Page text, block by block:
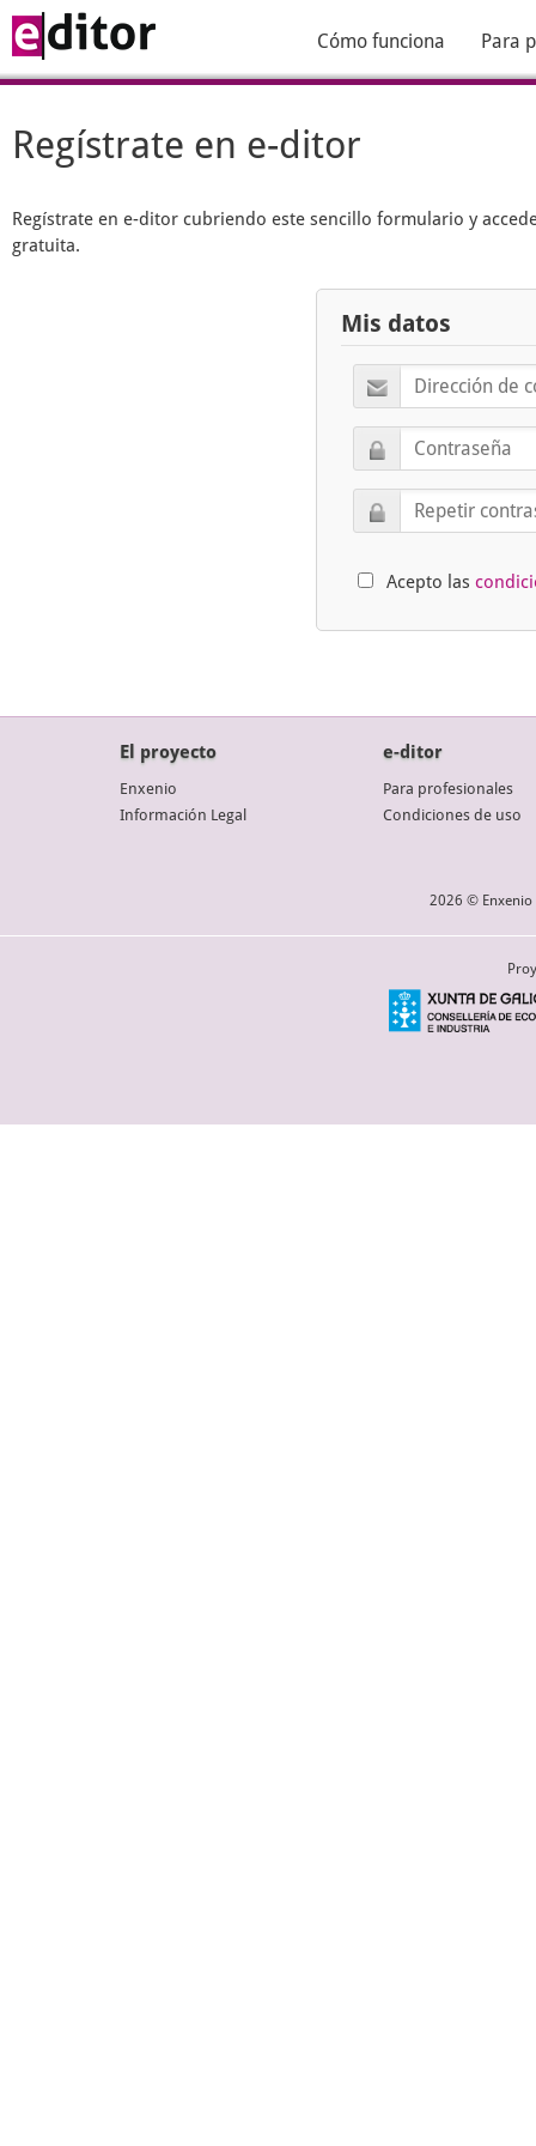
Cómo funciona Para
Regístrate en e-ditor
Regístrate en e-ditor cubriendo este sencillo formulario y
gratuita.
Mis datos
Acepto las
El proyecto
Enxenio
Información Legal
e-ditor
Para profesionales
Condiciones de uso
2026 © Enxenio